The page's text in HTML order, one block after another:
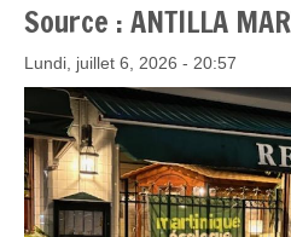
Source : ANTILLA
Lundi, juillet 6, 2026 - 20:57